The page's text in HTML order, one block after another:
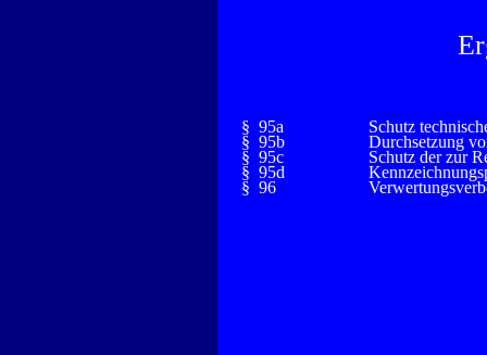
§ 95a
Schutz
§ 95b
Durchsetzung
§ 95c
Schutz der zur
§ 95d
§ 96